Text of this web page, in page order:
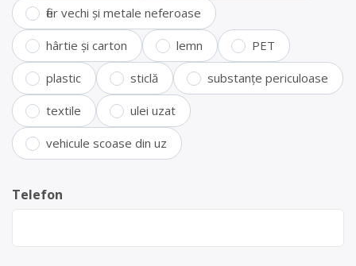
fier vechi și metale neferoase
hârtie și carton lemn PET
plastic sticlă substanțe periculoase
textile ulei uzat
vehicule scoase din uz
Telefon